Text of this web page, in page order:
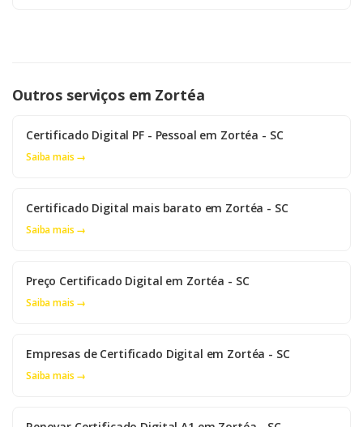
Outros serviços em Zortéa
Certificado Digital PF - Pessoal em Zortéa - SC
Saiba mais →
Certificado Digital mais barato em Zortéa - SC
Saiba mais →
Preço Certificado Digital em Zortéa - SC
Saiba mais →
Empresas de Certificado Digital em Zortéa - SC
Saiba mais →